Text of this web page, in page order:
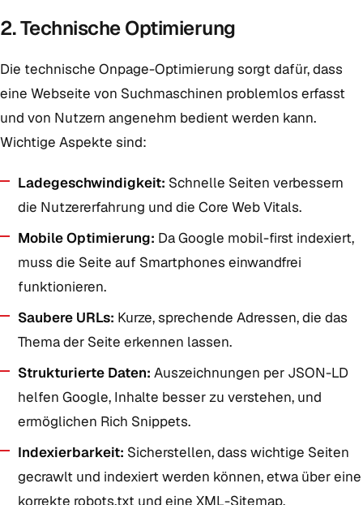
2. Technische Optimierung
Die technische Onpage-Optimierung sorgt dafür, dass
eine Webseite von Suchmaschinen problemlos erfasst
und von Nutzern angenehm bedient werden kann.
Wichtige Aspekte sind:
Ladegeschwindigkeit: Schnelle Seiten verbessern
die Nutzererfahrung und die Core Web Vitals.
Mobile Optimierung: Da Google mobil-first indexiert,
muss die Seite auf Smartphones einwandfrei
funktionieren.
Saubere URLs: Kurze, sprechende Adressen, die das
Thema der Seite erkennen lassen.
Strukturierte Daten: Auszeichnungen per JSON-LD
helfen Google, Inhalte besser zu verstehen, und
ermöglichen Rich Snippets.
Indexierbarkeit: Sicherstellen, dass wichtige Seiten
gecrawlt und indexiert werden können, etwa über eine
korrekte robots.txt und eine XML-Sitemap.